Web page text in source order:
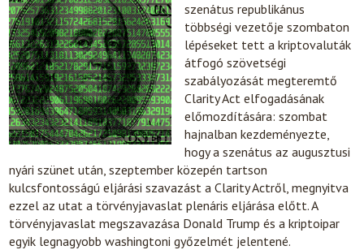
szenátus republikánus
többségi vezetője szombaton
lépéseket tett a kriptovaluták
átfogó szövetségi
szabályozását megteremtő
Clarity Act elfogadásának
előmozdítására: szombat
hajnalban kezdeményezte,
hogy a szenátus az augusztusi
nyári szünet után, szeptember közepén tartson
kulcsfontosságú eljárási szavazást a Clarity Actről, megnyitva
ezzel az utat a törvényjavaslat plenáris eljárása előtt. A
törvényjavaslat megszavazása Donald Trump és a kriptoipar
egyik legnagyobb washingtoni győzelmét jelentené.